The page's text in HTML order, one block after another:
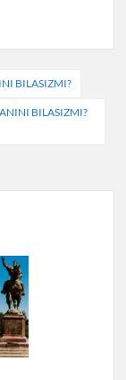
BILASIZMI?
BILASIZMI?